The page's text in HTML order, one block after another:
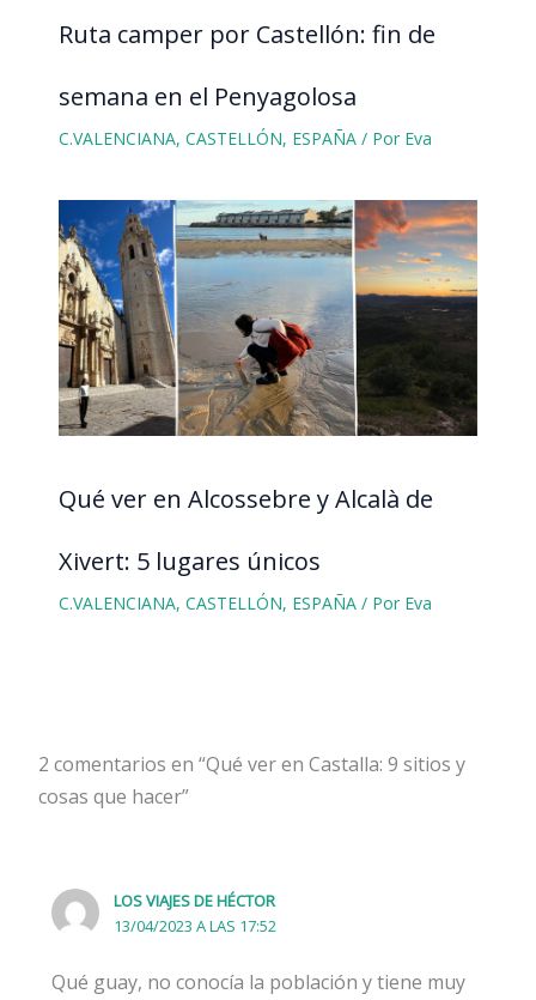
Ruta camper por Castellón: fin de
semana en el Penyagolosa
C.VALENCIANA, CASTELLÓN, ESPAÑA/ Por Eva
Qué ver en Alcossebre y Alcalà de
Xivert: 5 lugares únicos
C.VALENCIANA, CASTELLÓN, ESPAÑA/ Por Eva
2 comentarios en “Qué ver en Castalla: 9 sitios y
cosas que hacer”
LOS VIAJES DE HÉCTOR
13/04/2023 A LAS 17:52
Qué guay, no conocía la población y tiene muy